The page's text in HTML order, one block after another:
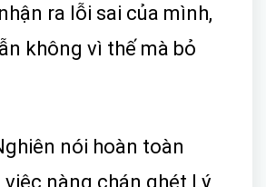
ra lỗi sai của mình,
không vì thế mà bỏ
nói hoàn toàn
nàng chán ghét Lý